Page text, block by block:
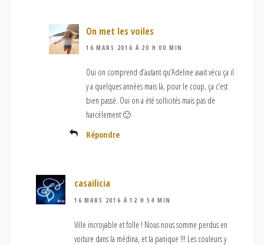
On met les voiles
16 MARS 2016 À 20 H 00 MIN
Oui on comprend d’autant qu’Adeline avait vécu ça il
y a quelques années mais là, pour le coup, ça c’est
bien passé. Oui on a été sollicités mais pas de
harcèlement 🙂
Répondre
casailicia
16 MARS 2016 À 12 H 54 MIN
Ville incroyable et folle ! Nous nous somme perdus en
voiture dans la médina, et la panique !!! Les couleurs y